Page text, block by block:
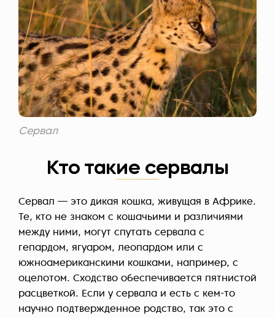
Сервал
Кто такие сервалы
Сервал — это дикая кошка, живущая в Африке.
Те, кто не знаком с кошачьими и различиями
между ними, могут спутать сервала с
гепардом, ягуаром, леопардом или с
южноамериканскими кошками, например, с
оцелотом. Сходство обеспечивается пятнистой
расцветкой. Если у сервала и есть с кем-то
научно подтвержденное родство, так это с